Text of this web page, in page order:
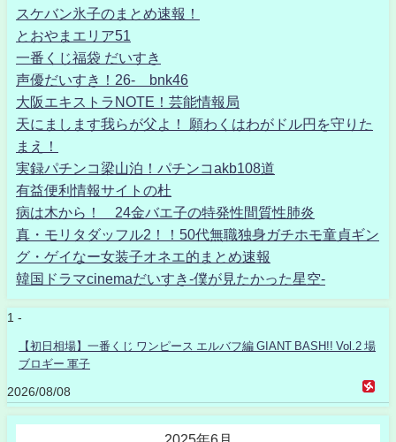
スケバン氷子のまとめ速報！
とおやまエリア51
一番くじ福袋 だいすき
声優だいすき！26- bnk46
大阪エキストラNOTE！芸能情報局
天にまします我らが父よ！ 願わくはわがドル円を守りた
まえ！
実録パチンコ梁山泊！パチンコakb108道
有益便利情報サイトの杜
病は木から！ 24金バエ子の特発性間質性肺炎
真・モリタダッフル2！！50代無職独身ガチホモ童貞ギン
グ・ゲイなー女装子オネエ的まとめ速報
韓国ドラマcinemaだいすき-僕が見たかった星空-
1 -
【初日相場】一番くじ ワンピース エルバフ編 GIANT BASH!! Vol.2 場
ブロギー 軍子
2026/08/08